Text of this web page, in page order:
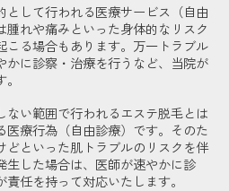
として行われる医療サービス（自由
れや痛みといった身体的なリスク
こる場合もあります。万一トラブル
かに診察・治療を行うなど、当院が
ない範囲で行われるエステ脱毛とは
療行為（自由診療）です。そのた
どといった肌トラブルのリスクを伴
生した場合は、医師が速やかに診
任を持って対応いたします。